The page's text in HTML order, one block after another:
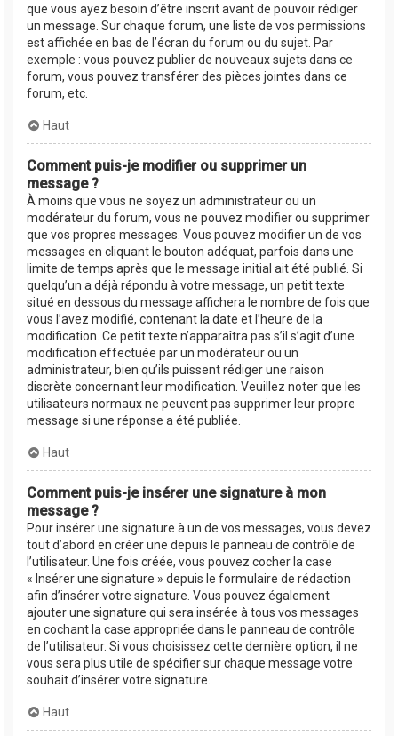
que vous ayez besoin d’être inscrit avant de pouvoir rédiger
un message. Sur chaque forum, une liste de vos permissions
est affichée en bas de l’écran du forum ou du sujet. Par
exemple : vous pouvez publier de nouveaux sujets dans ce
forum, vous pouvez transférer des pièces jointes dans ce
forum, etc.
Haut
Comment puis-je modifier ou supprimer un
message ?
À moins que vous ne soyez un administrateur ou un
modérateur du forum, vous ne pouvez modifier ou supprimer
que vos propres messages. Vous pouvez modifier un de vos
messages en cliquant le bouton adéquat, parfois dans une
limite de temps après que le message initial ait été publié. Si
quelqu’un a déjà répondu à votre message, un petit texte
situé en dessous du message affichera le nombre de fois que
vous l’avez modifié, contenant la date et l’heure de la
modification. Ce petit texte n’apparaîtra pas s’il s’agit d’une
modification effectuée par un modérateur ou un
administrateur, bien qu’ils puissent rédiger une raison
discrète concernant leur modification. Veuillez noter que les
utilisateurs normaux ne peuvent pas supprimer leur propre
message si une réponse a été publiée.
Haut
Comment puis-je insérer une signature à mon
message ?
Pour insérer une signature à un de vos messages, vous devez
tout d’abord en créer une depuis le panneau de contrôle de
l’utilisateur. Une fois créée, vous pouvez cocher la case
« Insérer une signature » depuis le formulaire de rédaction
afin d’insérer votre signature. Vous pouvez également
ajouter une signature qui sera insérée à tous vos messages
en cochant la case appropriée dans le panneau de contrôle
de l’utilisateur. Si vous choisissez cette dernière option, il ne
vous sera plus utile de spécifier sur chaque message votre
souhait d’insérer votre signature.
Haut